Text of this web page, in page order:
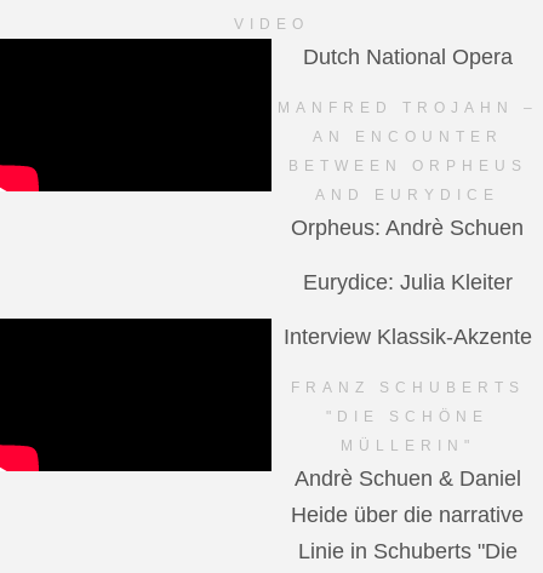
VIDEO
Dutch National Opera
MANFRED TROJAHN –
AN ENCOUNTER
BETWEEN ORPHEUS
AND EURYDICE
Orpheus: Andrè Schuen
Eurydice: Julia Kleiter
Interview Klassik-Akzente
FRANZ SCHUBERTS
"DIE SCHÖNE
MÜLLERIN"
Andrè Schuen & Daniel
Heide über die narrative
Linie in Schuberts "Die